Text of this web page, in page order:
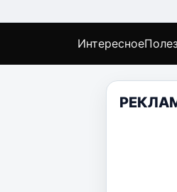
Интересное